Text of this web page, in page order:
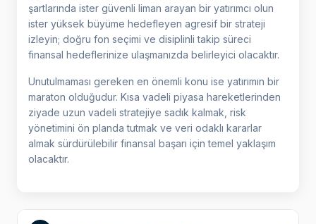
şartlarında ister güvenli liman arayan bir yatırımcı olun
ister yüksek büyüme hedefleyen agresif bir strateji
izleyin; doğru fon seçimi ve disiplinli takip süreci
finansal hedeflerinize ulaşmanızda belirleyici olacaktır.
Unutulmaması gereken en önemli konu ise yatırımın bir
maraton olduğudur. Kısa vadeli piyasa hareketlerinden
ziyade uzun vadeli stratejiye sadık kalmak, risk
yönetimini ön planda tutmak ve veri odaklı kararlar
almak sürdürülebilir finansal başarı için temel yaklaşım
olacaktır.